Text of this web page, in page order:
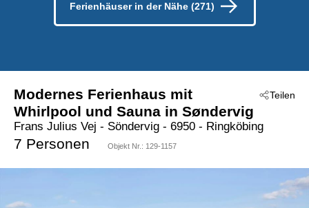
Ferienhäuser in der Nähe (271)
Teilen
Modernes Ferienhaus mit
Whirlpool und Sauna in Søndervig
Frans Julius Vej - Söndervig - 6950 - Ringköbing
7 Personen Objekt Nr.: 129-1157